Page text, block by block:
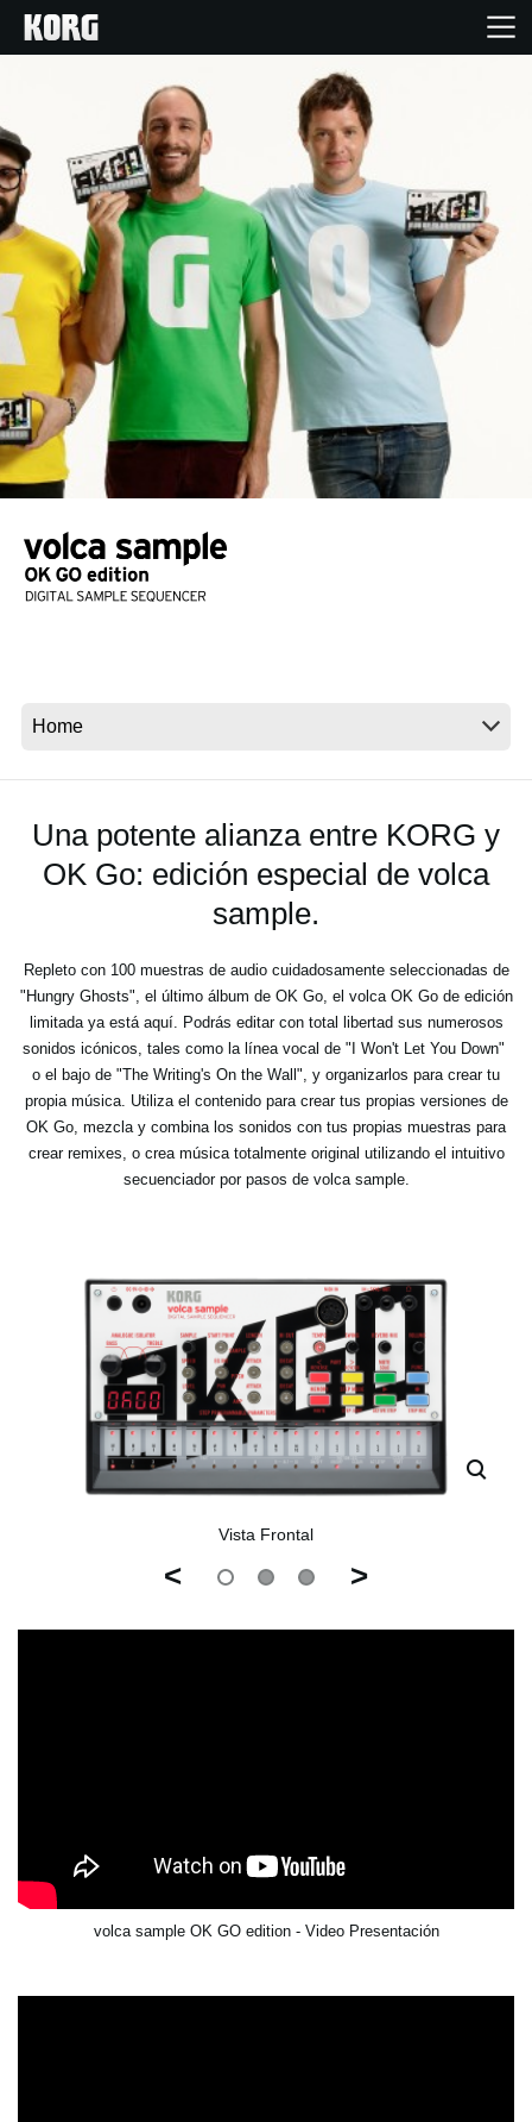
Productos
Características
Eventos
Soporte
Localizador de Tiendas
Noticias
Ubicación
Una potente alianza entre KORG y
OK Go: edición especial de volca
sample.
Repleto con 100 muestras de audio cuidadosamente seleccionadas de
"Hungry Ghosts", el último álbum de OK Go, el volca OK Go de edición
limitada ya está aquí. Podrás editar con total libertad sus numerosos
sonidos icónicos, tales como la línea vocal de "I Won't Let You Down"
o el bajo de "The Writing's On the Wall", y organizarlos para crear tu
propia música. Utiliza el contenido para crear tus propias versiones de
OK Go, mezcla y combina los sonidos con tus propias muestras para
crear remixes, o crea música totalmente original utilizando el intuitivo
secuenciador por pasos de volca sample.
Vista Frontal
< >
volca sample OK GO edition - Video Presentación